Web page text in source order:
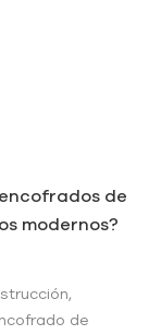
de
modernos?
de